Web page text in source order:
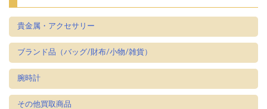
貴金属・アクセサリー
ブランド品（バッグ/財布/小物/雑貨）
腕時計
その他買取商品